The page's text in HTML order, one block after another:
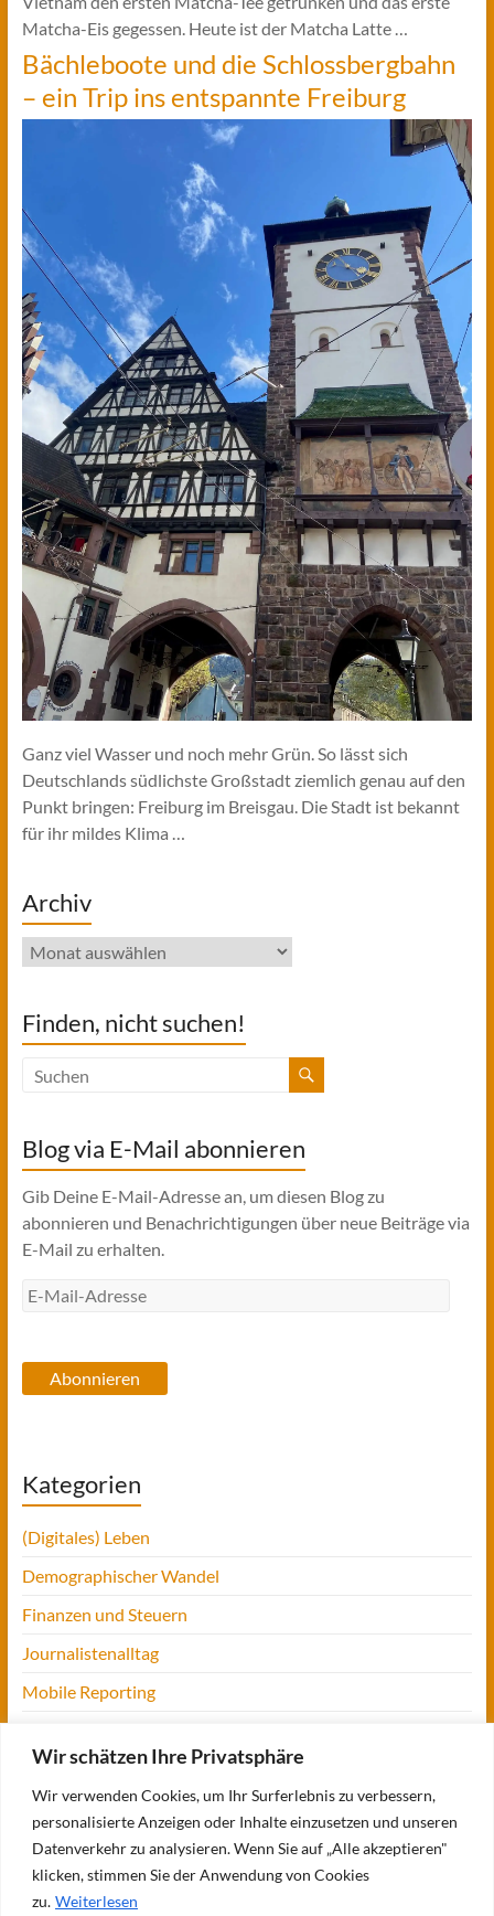
Wir schätzen Ihre Privatsphäre
Wir verwenden Cookies, um Ihr Surferlebnis zu verbessern,
personalisierte Anzeigen oder Inhalte einzusetzen und unseren
Datenverkehr zu analysieren. Wenn Sie auf „Alle akzeptieren"
klicken, stimmen Sie der Anwendung von Cookies
zu. Weiterlesen
Matcha-Eis gegessen. Heute ist der Matcha Latte …
Bächleboote und die Schlossbergbahn
– ein Trip ins entspannte Freiburg
Ganz viel Wasser und noch mehr Grün. So lässt sich
Deutschlands südlichste Großstadt ziemlich genau auf den
Punkt bringen: Freiburg im Breisgau. Die Stadt ist bekannt
für ihr mildes Klima …
Archiv
Archiv
Finden, nicht suchen!
Blog via E-Mail abonnieren
Gib Deine E-Mail-Adresse an, um diesen Blog zu
abonnieren und Benachrichtigungen über neue Beiträge via
E-Mail zu erhalten.
E-
Abonnieren
Kategorien
(Digitales) Leben
Demographischer Wandel
Finanzen und Steuern
Journalistenalltag
Mobile Reporting
Tansania
UofM
Verbraucherjournalismus
Workshops, Konferenzen & Messen